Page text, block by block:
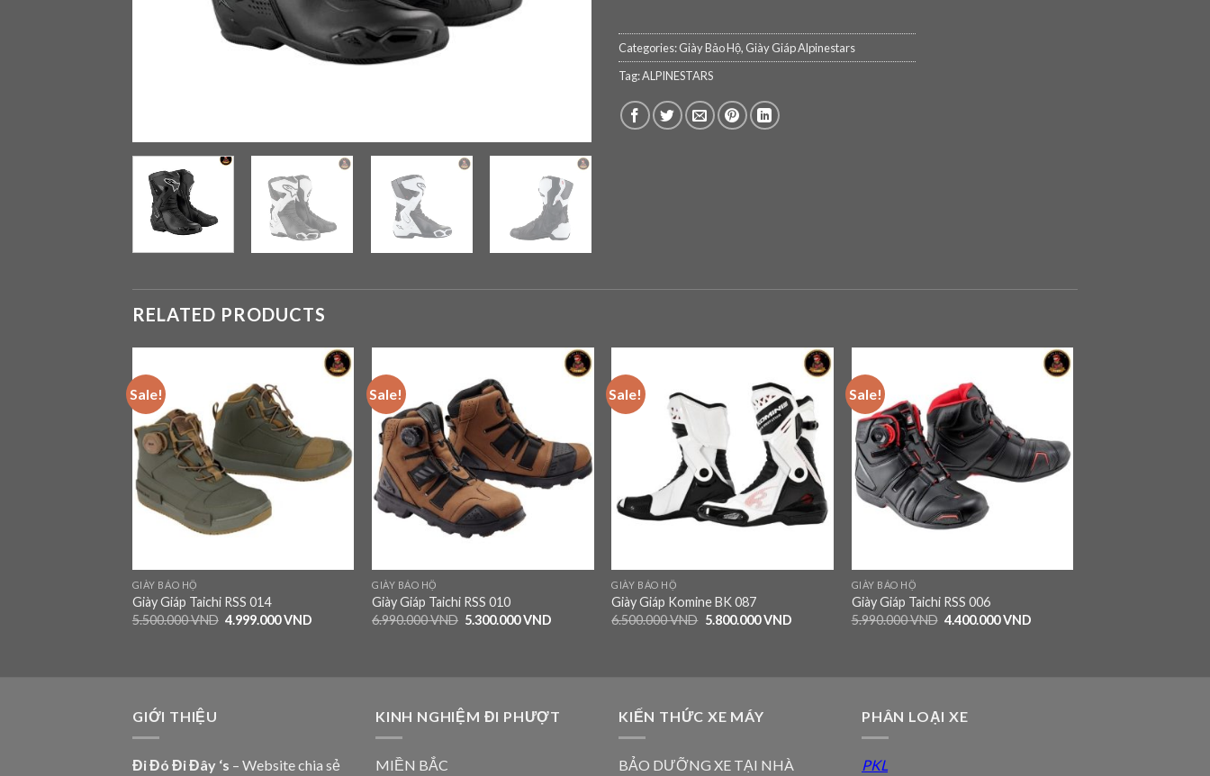
Categories:Giày Bảo Hộ, Giày Giáp Alpinestars
Tag:ALPINESTARS
RELATED PRODUCTS
Sale!
GIÀY BẢO HỘ
Giày Giáp Taichi RSS 014
5.500.000VND 4.999.000VND
Sale!
GIÀY BẢO HỘ
Giày Giáp Taichi RSS 010
6.990.000VND 5.300.000VND
Sale!
Add to
wishlist
GIÀY BẢO HỘ
Giày Giáp Komine BK 087
6.500.000VND 5.800.000VND
Sale!
GIÀY BẢO HỘ
Giày Giáp Taichi RSS 006
5.990.000VND 4.400.000VND
GIỚI THIỆU
Đi Đó Đi Đây ‘s – Website chia sẻ
KINH NGHIỆM ĐI PHƯỢT
MIỀN BẮC
KIẾN THỨC XE MÁY
BẢO DƯỠNG XE TẠI NHÀ
PHÂN LOẠI XE
PKL